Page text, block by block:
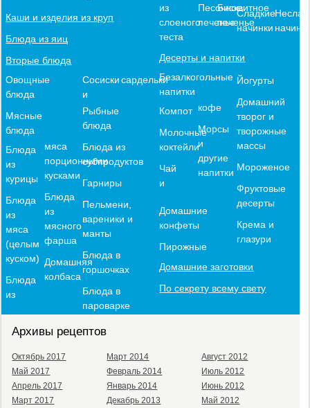
Каши и изделия из круп
Блюда из яиц
Вторые блюда
Овощные
блюда
Мясные
блюда
Блюда
из
курицы
Блюда
из
мяса
(целым
куском)
Блюда
из
мяса
порционными
кусками
Блюда
из
мясного
фарша
Домашняя
колбаса
Сосиски
и
сардельки
Рыбные
блюда
Блюда из
субпродуктов
Гарниры
Пельмени,
вареники и
манты
Блюда в
горшочках
Блюда в
пароварке
из
слоеного
теста
Песочное
печенье
Бисквитное
печенье
Сладкие
начинки
Десерты и напитки
Безалкогольные
напитки
Компот
Молочные
коктейли
Чай
и
кофе
Морсы
и
другие
напитки
Домашние
конфеты
Пирожные
Йогурты
Домашний
творог и
творожные
массы
Мороженое
Фруктовые
десерты
Крема и
глазури
Домашние заготовки
По секрету всему свету
Архивы рецептов
Октябрь 2017
Май 2017
Апрель 2017
Март 2017
Март 2014
Февраль 2014
Январь 2014
Декабрь 2013
Август 2012
Июль 2012
Июнь 2012
Май 2012